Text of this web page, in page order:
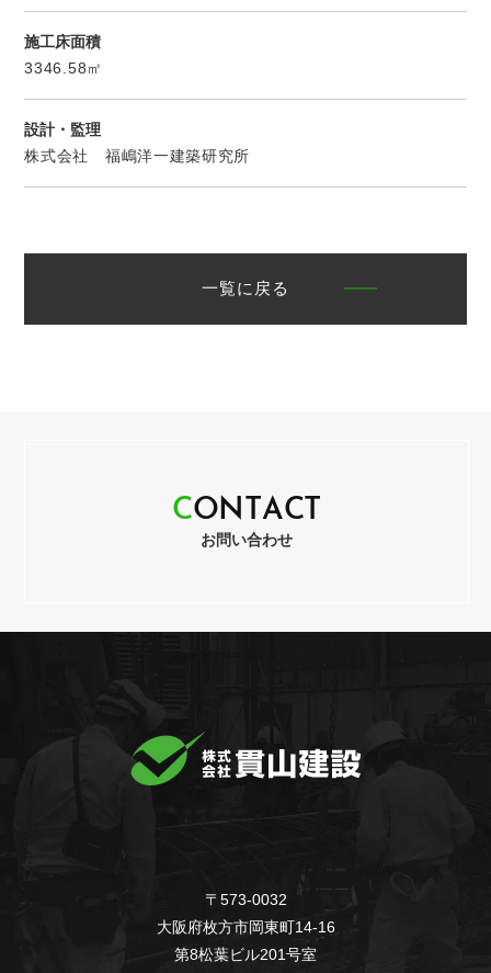
施工床面積
3346.58㎡
設計・監理
株式会社 福嶋洋一建築研究所
一覧に戻る
CON T AC T
お問い合わせ
〒573-0032
大阪府枚方市岡東町14-16
第8松葉ビル201号室